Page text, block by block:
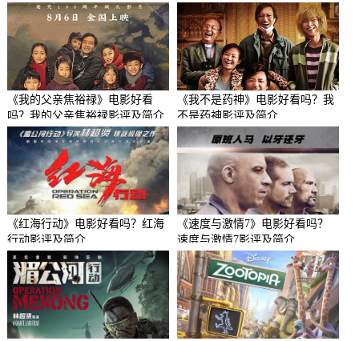
及简介
《我的父亲焦裕禄》电影好看
吗？我的父亲焦裕禄影评及简介
《我不是药神》电影好看吗？我
不是药神影评及简介
《红海行动》电影好看吗？红海
行动影评及简介
《速度与激情7》电影好看吗？
速度与激情7影评及简介